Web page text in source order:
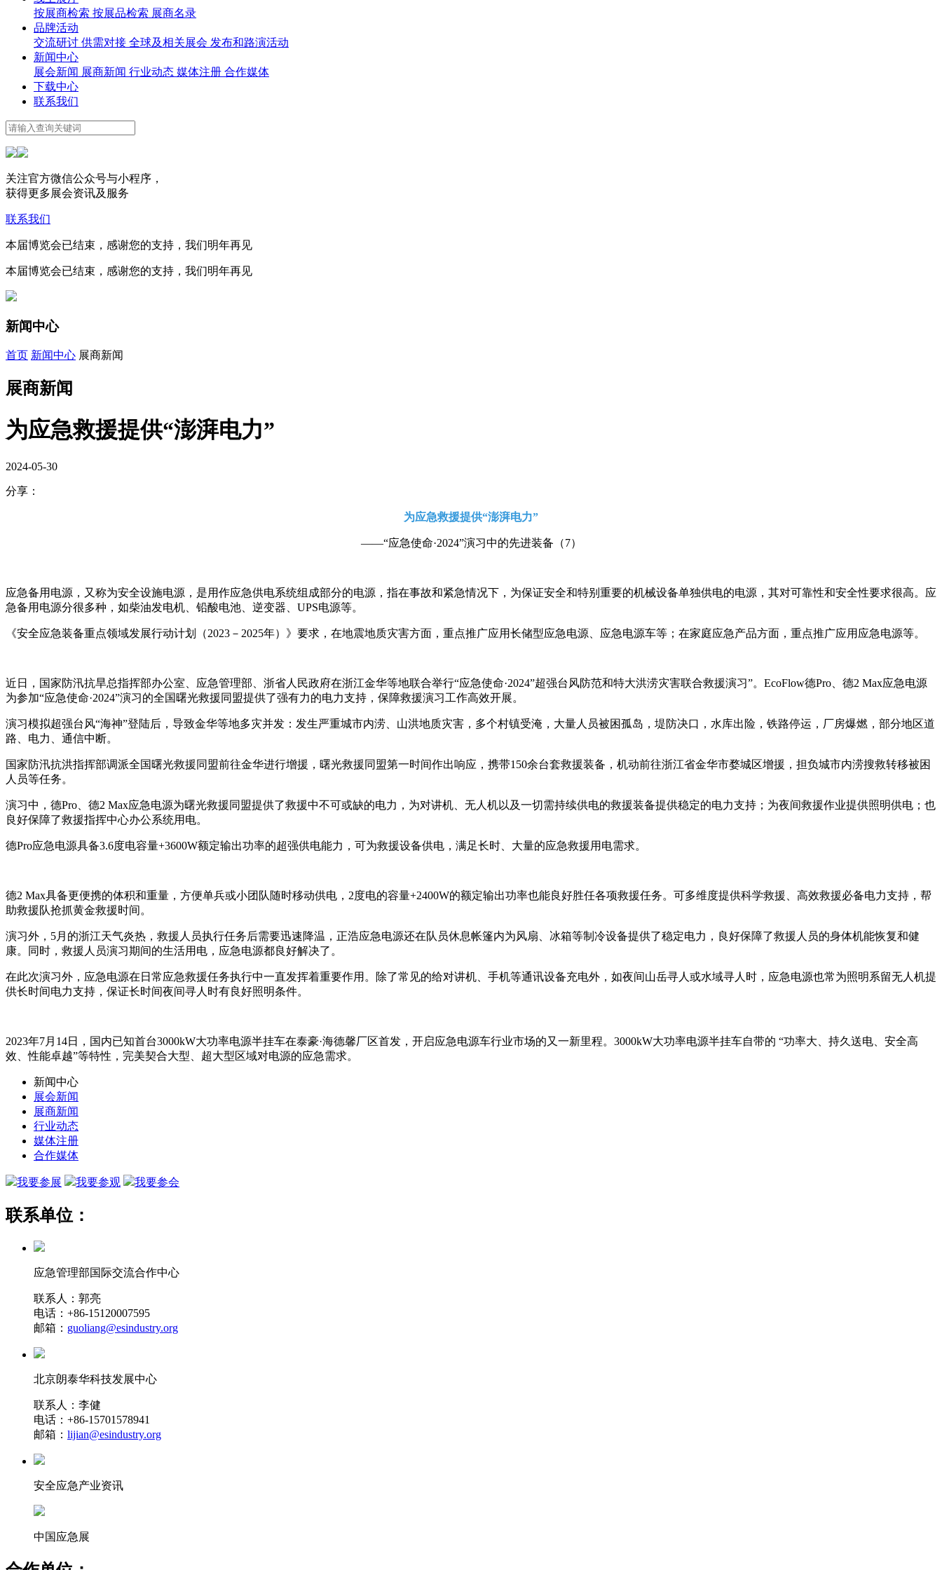
按展商检索 按展品检索 展商名录
品牌活动
交流研讨 供需对接 全球及相关展会 发布和路演活动
新闻中心
展会新闻 展商新闻 行业动态 媒体注册 合作媒体
下载中心
联系我们
关注官方微信公众号与小程序，
获得更多展会资讯及服务
联系我们
本届博览会已结束，感谢您的支持，我们明年再见
本届博览会已结束，感谢您的支持，我们明年再见
新闻中心
首页 新闻中心 展商新闻
展商新闻
为应急救援提供“澎湃电力”
2024-05-30
分享：
为应急救援提供“澎湃电力”
——“应急使命·2024”演习中的先进装备（7）
应急备用电源，又称为安全设施电源，是用作应急供电系统组成部分的电源，指在事故和紧急情况下，为保证安全和特别重要的机械设备单独供电的电源，其对可靠性和安全性要求很高。应
急备用电源分很多种，如柴油发电机、铅酸电池、逆变器、UPS电源等。
《安全应急装备重点领域发展行动计划（2023－2025年）》要求，在地震地质灾害方面，重点推广应用长储型应急电源、应急电源车等；在家庭应急产品方面，重点推广应用应急电源等。
近日，国家防汛抗旱总指挥部办公室、应急管理部、浙省人民政府在浙江金华等地联合举行“应急使命·2024”超强台风防范和特大洪涝灾害联合救援演习”。EcoFlow德Pro、德2 Max应急电源
为参加“应急使命·2024”演习的全国曙光救援同盟提供了强有力的电力支持，保障救援演习工作高效开展。
演习模拟超强台风“海神”登陆后，导致金华等地多灾并发：发生严重城市内涝、山洪地质灾害，多个村镇受淹，大量人员被困孤岛，堤防决口，水库出险，铁路停运，厂房爆燃，部分地区道
路、电力、通信中断。
国家防汛抗洪指挥部调派全国曙光救援同盟前往金华进行增援，曙光救援同盟第一时间作出响应，携带150余台套救援装备，机动前往浙江省金华市婺城区增援，担负城市内涝搜救转移被困
人员等任务。
演习中，德Pro、德2 Max应急电源为曙光救援同盟提供了救援中不可或缺的电力，为对讲机、无人机以及一切需持续供电的救援装备提供稳定的电力支持；为夜间救援作业提供照明供电；也
良好保障了救援指挥中心办公系统用电。
德Pro应急电源具备3.6度电容量+3600W额定输出功率的超强供电能力，可为救援设备供电，满足长时、大量的应急救援用电需求。
德2 Max具备更便携的体积和重量，方便单兵或小团队随时移动供电，2度电的容量+2400W的额定输出功率也能良好胜任各项救援任务。可多维度提供科学救援、高效救援必备电力支持，帮
助救援队抢抓黄金救援时间。
演习外，5月的浙江天气炎热，救援人员执行任务后需要迅速降温，正浩应急电源还在队员休息帐篷内为风扇、冰箱等制冷设备提供了稳定电力，良好保障了救援人员的身体机能恢复和健
康。同时，救援人员演习期间的生活用电，应急电源都良好解决了。
在此次演习外，应急电源在日常应急救援任务执行中一直发挥着重要作用。除了常见的给对讲机、手机等通讯设备充电外，如夜间山岳寻人或水域寻人时，应急电源也常为照明系留无人机提
供长时间电力支持，保证长时间夜间寻人时有良好照明条件。
2023年7月14日，国内已知首台3000kW大功率电源半挂车在泰豪·海德馨厂区首发，开启应急电源车行业市场的又一新里程。3000kW大功率电源半挂车自带的 “功率大、持久送电、安全高
效、性能卓越”等特性，完美契合大型、超大型区域对电源的应急需求。
新闻中心
展会新闻
展商新闻
行业动态
媒体注册
合作媒体
我要参展 我要参观 我要参会
联系单位：
应急管理部国际交流合作中心
联系人：郭亮
电话：+86-15120007595
邮箱： guoliang@esindustry.org
北京朗泰华科技发展中心
联系人：李健
电话：+86-15701578941
邮箱： lijian@esindustry.org
安全应急产业资讯
中国应急展